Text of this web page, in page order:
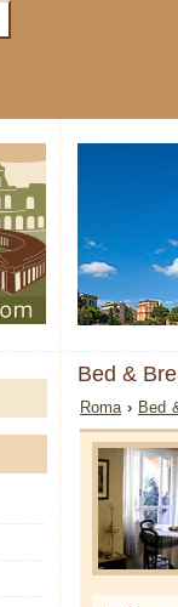
Bed &
Roma › Bed